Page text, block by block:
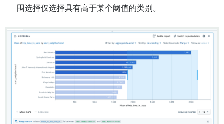
围选择仅选择具有高于某个阈值的类别。